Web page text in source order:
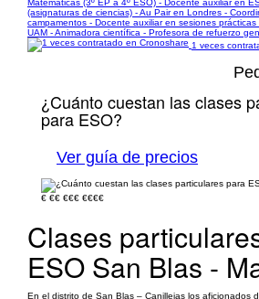
Matemáticas (3º EP a 4º ESO) - Docente auxiliar en
(asignaturas de ciencias) - Au Pair en Londres -
campamentos - Docente auxiliar en sesiones
UAM - Animadora científica - Profesora de refuerzo
1 veces
¿Cuánto cuestan las clases
para ESO?
Ver guía de precios
€ €€ €€€ €€€€
Clases
ESO San Blas -
En el distrito de San Blas – Canillejas los aficionados